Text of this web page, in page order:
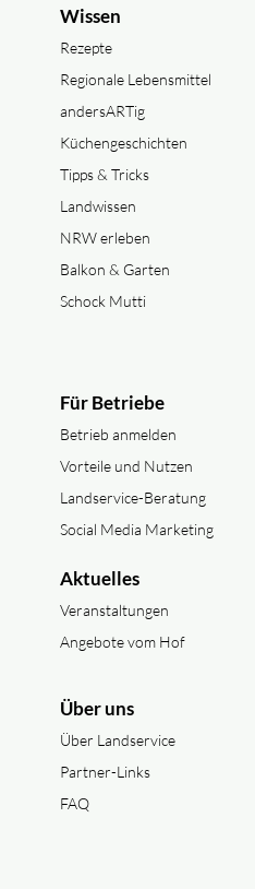
Wissen
Rezepte
Regionale Lebensmittel
andersARTig
Küchengeschichten
Tipps & Tricks
Landwissen
NRW erleben
Balkon & Garten
Schock Mutti
Für Betriebe
Betrieb anmelden
Vorteile und Nutzen
Landservice-Beratung
Social Media Marketing
Aktuelles
Veranstaltungen
Angebote vom Hof
Über uns
Über Landservice
Partner-Links
FAQ